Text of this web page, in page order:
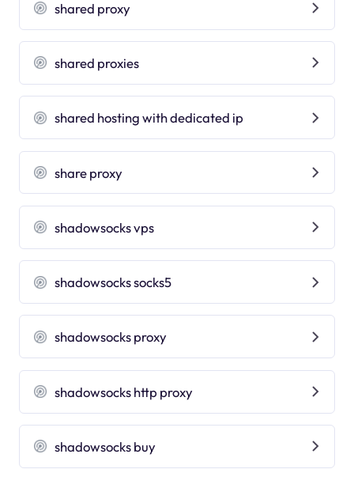
shared proxy
shared proxies
shared hosting with dedicated ip
share proxy
shadowsocks vps
shadowsocks socks5
shadowsocks proxy
shadowsocks http proxy
shadowsocks buy